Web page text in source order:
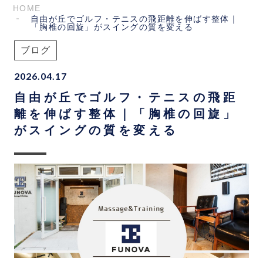
HOME
自由が丘でゴルフ・テニスの飛距離を伸ばす整体｜
「胸椎の回旋」がスイングの質を変える
ブログ
2026.04.17
自由が丘でゴルフ・テニスの飛距
離を伸ばす整体｜「胸椎の回旋」
がスイングの質を変える